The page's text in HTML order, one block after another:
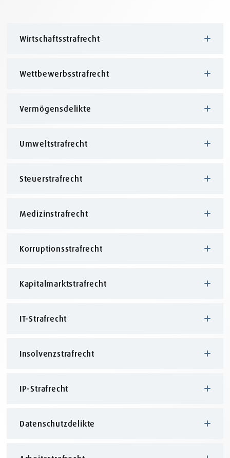
Wirtschaftsstrafrecht
Wettbewerbsstrafrecht
Vermögensdelikte
Umweltstrafrecht
Steuerstrafrecht
Medizinstrafrecht
Korruptionsstrafrecht
Kapitalmarktstrafrecht
IT-Strafrecht
Insolvenzstrafrecht
IP-Strafrecht
Datenschutzdelikte